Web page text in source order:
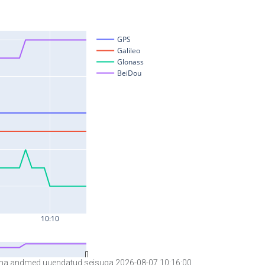
andmed uuendatud seisuga 2026-08-07 10:16:00